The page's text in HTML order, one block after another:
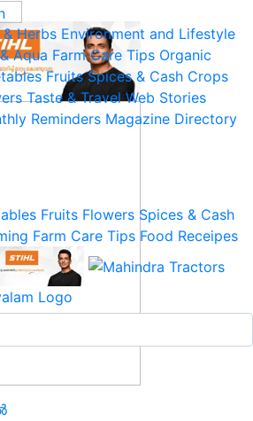
Herbs Environment and Lifestyle
Aqua Farm Care Tips Organic
Fruits Spices & Cash Crops
Taste & Travel Web Stories
Reminders Magazine Directory
Fruits Flowers Spices & Cash
Farm Care Tips Food Receipes